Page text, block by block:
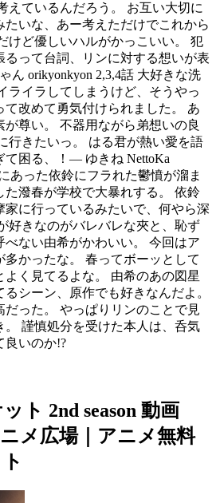
えているんだろう。 お互い大切に
たいな、あー考えただけでこれから
けど優しいハルがかっこいい。 犯
って台詞、リンに対する想いが表
ん orikyonkyon 2,3,4話 大好きな洗
ライラしてしまうけど、そうやっ
改めて勇気付けられました。 あ
尊い。 不器用ながら弟想いの良
行きたいっ。 はる君が熱い愛を語
て困る、！— ゆきね NettoKa
あった依鈴にフラれた鬱憤が溜ま
た潑春が学校で大暴れする。 依鈴
家に行っているみたいで、何やら深
好きなのがバレバレな夾と、恥ず
ない由希がかわいい。 今回はア
かったな。 春ってボーッとして
よく見てるよな。 由希のあの図星
シーン、原作でも好きなんだよ。
だった。 やっぱりリンのことで見
。 謹慎処分を受けた本人は、呑気
良いのか!?
ト 2nd season 動画
ニメ広場｜アニメ無料